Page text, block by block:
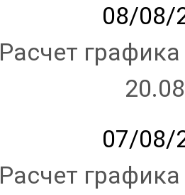
08/08/
Расчет
07/08/
Расчет